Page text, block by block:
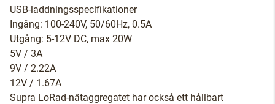
USB-laddningsspecifikationer
Ingång: 100-240V, 50/60Hz, 0.5A
Utgång: 5-12V DC, max 20W
5V / 3A
9V / 2.22A
12V / 1.67A
Supra LoRad-nätaggregatet har också ett hållbart